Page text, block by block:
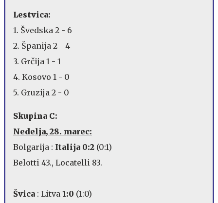
Lestvica:
1. Švedska 2 - 6
2. Španija 2 - 4
3. Grčija 1 - 1
4. Kosovo 1 - 0
5. Gruzija 2 - 0
Skupina C:
Nedelja, 28. marec:
Bolgarija : Italija 0:2 (0:1)
Belotti 43., Locatelli 83.
Švica : Litva 1:0 (1:0)